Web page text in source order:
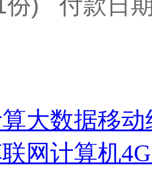
大数据移动
网计算机